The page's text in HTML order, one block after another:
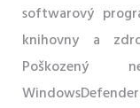
softwarový
knihovny a
Poškozený